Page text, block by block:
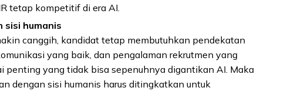
tetap kompetitif di era AI.
sisi humanis
canggih, kandidat tetap membutuhkan pendekatan
yang baik, dan pengalaman rekrutmen yang
penting yang tidak bisa sepenuhnya digantikan AI. Maka
dengan sisi humanis harus ditingkatkan untuk